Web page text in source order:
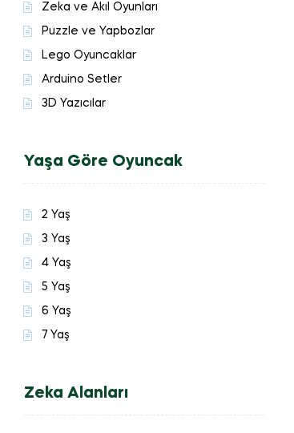
Zeka ve Akıl Oyunları
Puzzle ve Yapbozlar
Lego Oyuncaklar
Arduino Setler
3D Yazıcılar
Yaşa Göre Oyuncak
2 Yaş
3 Yaş
4 Yaş
5 Yaş
6 Yaş
7 Yaş
Zeka Alanları